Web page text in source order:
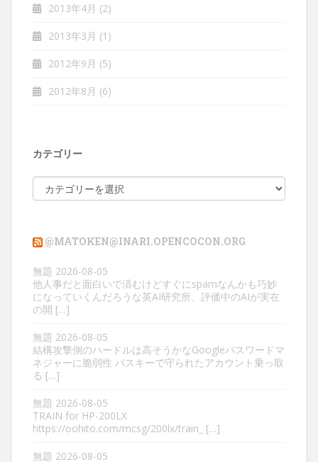
2013年4月 (2)
2013年3月 (1)
2012年9月 (5)
2012年8月 (6)
カテゴリー
テ
ー
@MATOKEN@INARI.OPENCOCON.ORG
無題 2026-08-05
他人事だと面白いで済むけどすぐにspamなんかも巧妙
になっていくんだろうな英AI研究所、評価中のAIが実在
の開 […]
無題 2026-08-05
結構攻撃側のハードルは高そうかなGoogleパスワードマ
ネジャーに脆弱性 パスキーで守られたアカウント乗っ取
る […]
無題 2026-08-05
TRAIN for HP-200LX
https://oohito.com/mcsg/200lx/train_ […]
無題 2026-08-05